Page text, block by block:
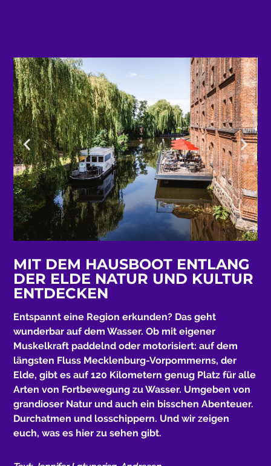
MIT DEM HAUSBOOT ENTLANG
DER ELDE NATUR UND KULTUR
ENTDECKEN
Entspannt eine Region erkunden? Das geht
wunderbar auf dem Wasser. Ob mit eigener
Muskelkraft paddelnd oder motorisiert: auf dem
längsten Fluss Mecklenburg-Vorpommerns, der
Elde, gibt es auf 120 Kilometern genug Platz für alle
Arten von Fortbewegung zu Wasser. Umgeben von
grandioser Natur und auch ein bisschen Abenteuer.
Durchatmen und losschippern. Und wir zeigen
euch, was es hier zu sehen gibt.